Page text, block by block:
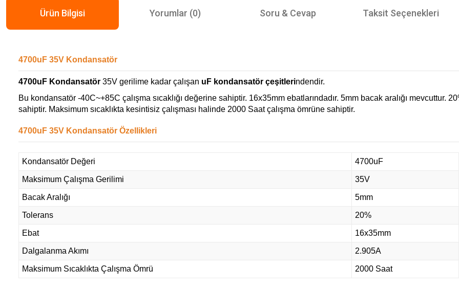
Ürün Bilgisi Yorumlar (0) Soru & Cevap Taksit Seçenekleri
4700uF 35V Kondansatör
4700uF Kondansatör 35V gerilime kadar çalışan uF kondansatör çeşitlerindendir.
Bu kondansatör -40C~+85C çalışma sıcaklığı değerine sahiptir. 16x35mm ebatlarındadır. 5mm bacak aralığı mevcuttur.
sahiptir. Maksimum sıcaklıkta kesintisiz çalışması halinde 2000 Saat çalışma ömrüne sahiptir.
4700uF 35V Kondansatör Özellikleri
Kondansatör Değeri 4700uF
Maksimum Çalışma Gerilimi 35V
Bacak Aralığı 5mm
Tolerans 20%
Ebat 16x35mm
Dalgalanma Akımı 2.905A
Maksimum Sıcaklıkta Çalışma Ömrü 2000 Saat